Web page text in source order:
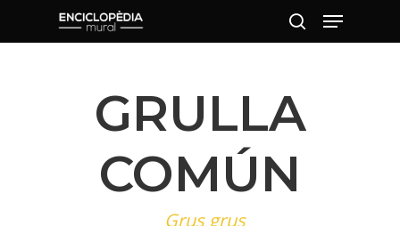
Pulsa intro para buscar o ESC para
cerrar
GRULLA
COMÚN
Grus grus